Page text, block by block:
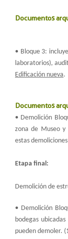
Documentos
• Bloque 3:
laboratorios),
Edificación nueva.
Documentos
• Demolición
zona de Museo y
estas
Etapa final:
Demolición de
• Demolición
bodegas
pueden demoler.